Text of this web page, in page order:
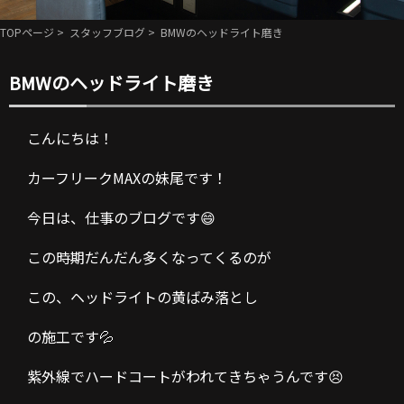
TOPページ > スタッフブログ > BMWのヘッドライト磨き
BMWのヘッドライト磨き
こんにちは！
カーフリークMAXの妹尾です！
今日は、仕事のブログです😄
この時期だんだん多くなってくるのが
この、ヘッドライトの黄ばみ落とし
の施工です💦
紫外線でハードコートがわれてきちゃうんです😣